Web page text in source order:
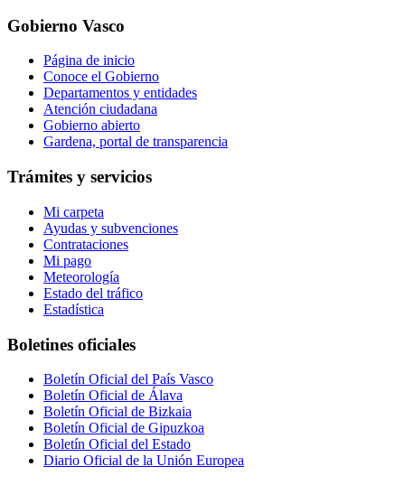
Gobierno Vasco
Página de inicio
Conoce el Gobierno
Departamentos y entidades
Atención ciudadana
Gobierno abierto
Gardena, portal de transparencia
Trámites y servicios
Mi carpeta
Ayudas y subvenciones
Contrataciones
Mi pago
Meteorología
Estado del tráfico
Estadística
Boletines oficiales
Boletín Oficial del País Vasco
Boletín Oficial de Álava
Boletín Oficial de Bizkaia
Boletín Oficial de Gipuzkoa
Boletín Oficial del Estado
Diario Oficial de la Unión Europea